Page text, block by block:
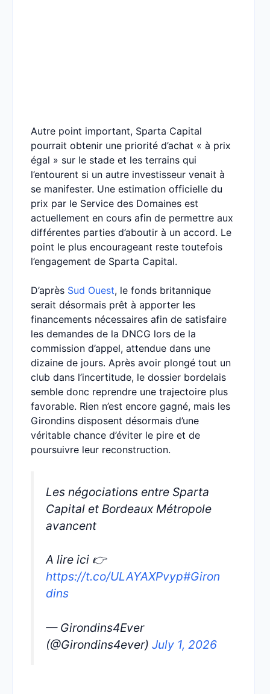
Autre point important, Sparta Capital
pourrait obtenir une priorité d’achat « à prix
égal » sur le stade et les terrains qui
l’entourent si un autre investisseur venait à
se manifester. Une estimation officielle du
prix par le Service des Domaines est
actuellement en cours afin de permettre aux
différentes parties d’aboutir à un accord. Le
point le plus encourageant reste toutefois
l’engagement de Sparta Capital.
D’après Sud Ouest, le fonds britannique
serait désormais prêt à apporter les
financements nécessaires afin de satisfaire
les demandes de la DNCG lors de la
commission d’appel, attendue dans une
dizaine de jours. Après avoir plongé tout un
club dans l’incertitude, le dossier bordelais
semble donc reprendre une trajectoire plus
favorable. Rien n’est encore gagné, mais les
Girondins disposent désormais d’une
véritable chance d’éviter le pire et de
poursuivre leur reconstruction.
Les négociations entre Sparta
Capital et Bordeaux Métropole
avancent
A lire ici 👉
https://t.co/ULAYAXPvyp#Giron
dins
— Girondins4Ever
(@Girondins4ever) July 1, 2026